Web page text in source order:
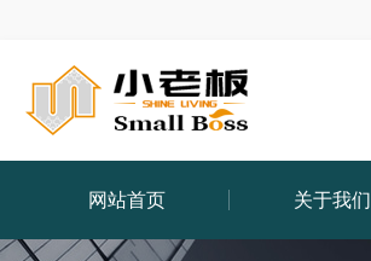
网站首页 关于我们